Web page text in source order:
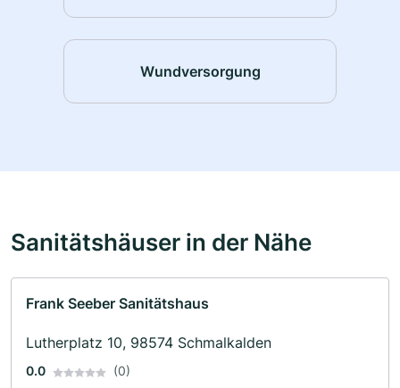
Wundversorgung
Sanitätshäuser in der Nähe
Frank Seeber Sanitätshaus
Lutherplatz 10, 98574 Schmalkalden
0.0 (0)